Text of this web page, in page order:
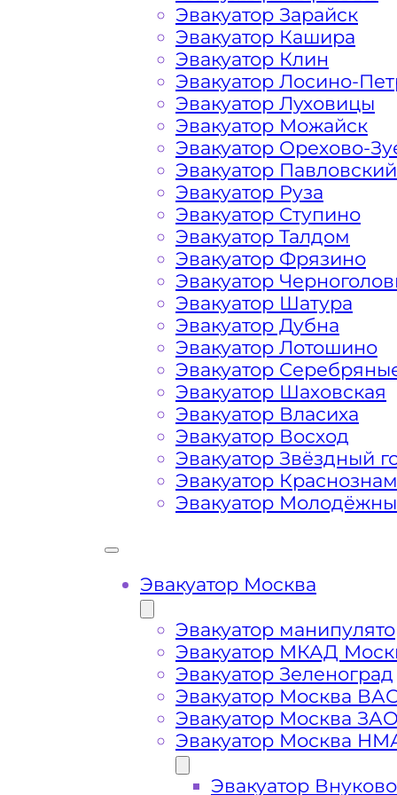
конкретном случае
порадовать доступными ценами
и гостей Столицы.
На стоимость эвакуации
Габариты, вес и тип
Заказанный эвакуатор
платформой
Маршрут от места вызова
Затрудняющие факторы –
передач (АКПП)
Сложная эвакуация при аварии,
Эвакуатор Зарайск
Эвакуатор Кашира
Эвакуатор Клин
Эвакуатор Лосино-
Эвакуатор Луховицы
Эвакуатор Можайск
Эвакуатор Орехово-
Эвакуатор
Эвакуатор Руза
Эвакуатор Ступино
Эвакуатор Талдом
Эвакуатор Фрязино
Эвакуатор
Эвакуатор Шатура
Эвакуатор Дубна
Эвакуатор Лотошино
Эвакуатор
Эвакуатор Шаховская
Эвакуатор Власиха
Эвакуатор Восход
Эвакуатор Звёздный
Эвакуатор
Эвакуатор
Эвакуатор Москва
Эвакуатор
Эвакуатор МКАД
Эвакуатор Зеленоград
Эвакуатор Москва
Эвакуатор Москва
Эвакуатор Москва
Эвакуатор Внуково